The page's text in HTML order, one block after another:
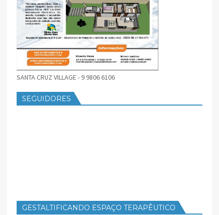
SANTA CRUZ VILLAGE - 9 9806 6106
SEGUIDORES
GESTALTIFICANDO ESPAÇO TERAPÊUTICO